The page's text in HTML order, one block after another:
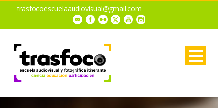
trasfocoescuelaaudiovisual@gmail.com